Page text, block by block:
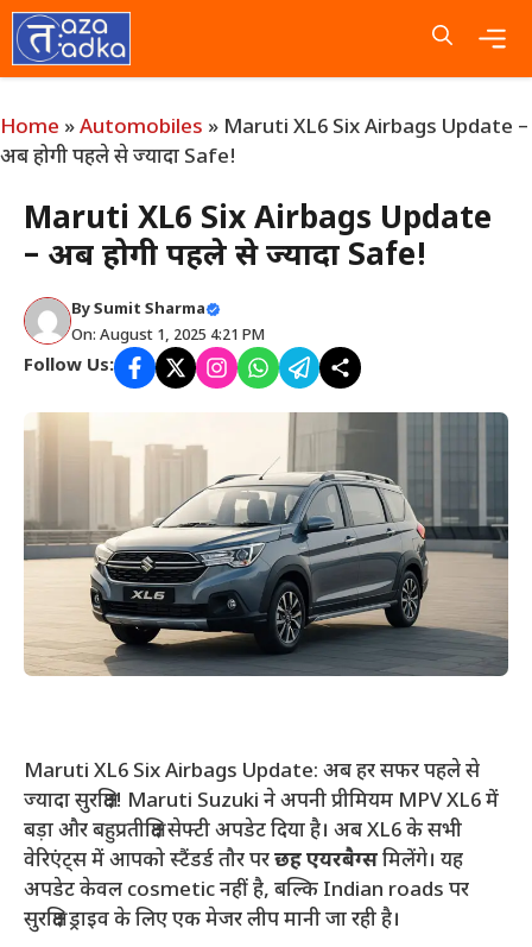
Skip
to
content
Home »Automobiles » Maruti XL6 Six Airbags Update –
अब होगी पहले से ज्यादा Safe!
Maruti XL6 Six Airbags Update
– अब होगी पहले से ज्यादा Safe!
BySumit Sharma
On: August 1, 2025 4:21 PM
Follow Us:
Maruti XL6 Six Airbags Update: अब हर सफर पहले से
ज्यादा सुरक्षित! Maruti Suzuki ने अपनी प्रीमियम MPV XL6 में
बड़ा और बहुप्रतीक्षित सेफ्टी अपडेट दिया है। अब XL6 के सभी
वेरिएंट्स में आपको स्टैंडर्ड तौर परछह एयरबैग्समिलेंगे। यह
अपडेट केवल cosmetic नहीं है, बल्कि Indian roads पर
सुरक्षित ड्राइव के लिए एक मेजर लीप मानी जा रही है।